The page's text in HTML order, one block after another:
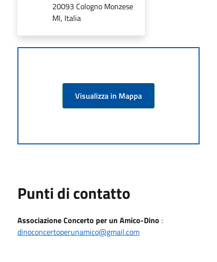
20093 Cologno Monzese
MI, Italia
Visualizza in Mappa
Punti di contatto
Associazione Concerto per un Amico-Dino :
dinoconcertoperunamico@gmail.com